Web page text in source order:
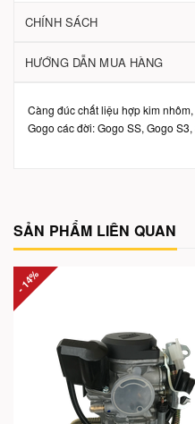
CHÍNH SÁCH
HƯỚNG DẪN MUA HÀNG
Càng đúc chất liệu hợp kim
Gogo các đời: Gogo SS, Gogo
SẢN PHẨM LIÊN QUAN
- 14%